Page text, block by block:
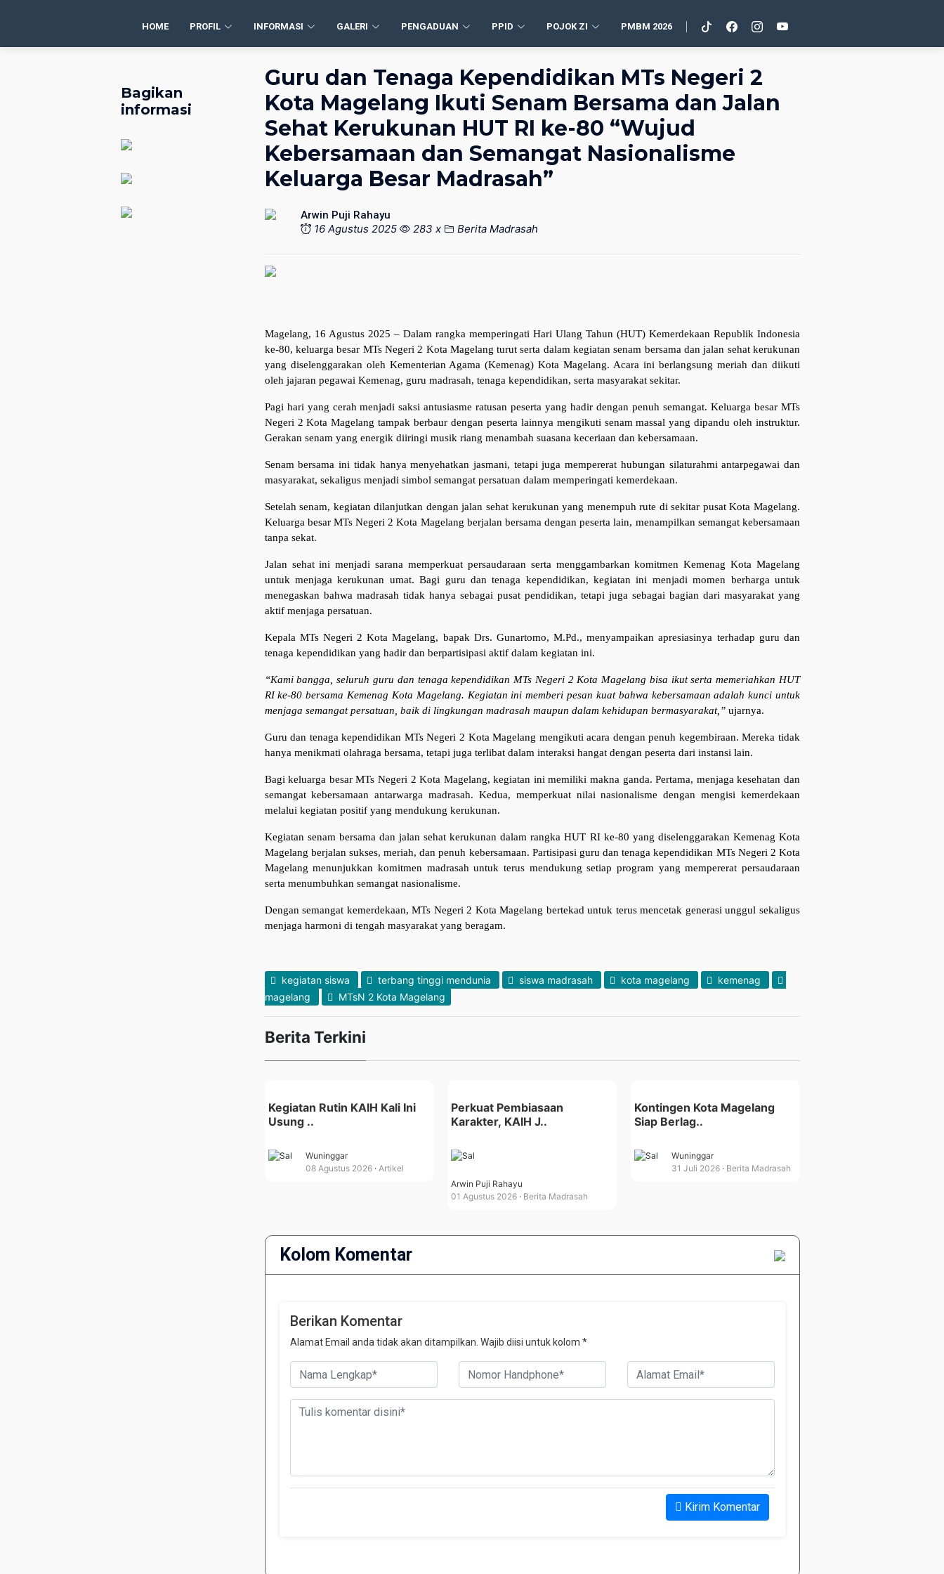
HOME PROFIL INFORMASI GALERI PENGADUAN PPID POJOK ZI PMBM 2026
Bagikan
informasi
Guru dan Tenaga Kependidikan MTs Negeri 2
Kota Magelang Ikuti Senam Bersama dan Jalan
Sehat Kerukunan HUT RI ke-80 “Wujud
Kebersamaan dan Semangat Nasionalisme
Keluarga Besar Madrasah”
Arwin Puji Rahayu
16 Agustus 2025 283 x Berita Madrasah
Magelang, 16 Agustus 2025 – Dalam rangka memperingati Hari Ulang Tahun (HUT) Kemerdekaan Republik Indonesia
ke-80, keluarga besar MTs Negeri 2 Kota Magelang turut serta dalam kegiatan senam bersama dan jalan sehat kerukunan
yang diselenggarakan oleh Kementerian Agama (Kemenag) Kota Magelang. Acara ini berlangsung meriah dan diikuti
oleh jajaran pegawai Kemenag, guru madrasah, tenaga kependidikan, serta masyarakat sekitar.
Pagi hari yang cerah menjadi saksi antusiasme ratusan peserta yang hadir dengan penuh semangat. Keluarga besar MTs
Negeri 2 Kota Magelang tampak berbaur dengan peserta lainnya mengikuti senam massal yang dipandu oleh instruktur.
Gerakan senam yang energik diiringi musik riang menambah suasana keceriaan dan kebersamaan.
Senam bersama ini tidak hanya menyehatkan jasmani, tetapi juga mempererat hubungan silaturahmi antarpegawai dan
masyarakat, sekaligus menjadi simbol semangat persatuan dalam memperingati kemerdekaan.
Setelah senam, kegiatan dilanjutkan dengan jalan sehat kerukunan yang menempuh rute di sekitar pusat Kota Magelang.
Keluarga besar MTs Negeri 2 Kota Magelang berjalan bersama dengan peserta lain, menampilkan semangat kebersamaan
tanpa sekat.
Jalan sehat ini menjadi sarana memperkuat persaudaraan serta menggambarkan komitmen Kemenag Kota Magelang
untuk menjaga kerukunan umat. Bagi guru dan tenaga kependidikan, kegiatan ini menjadi momen berharga untuk
menegaskan bahwa madrasah tidak hanya sebagai pusat pendidikan, tetapi juga sebagai bagian dari masyarakat yang
aktif menjaga persatuan.
Kepala MTs Negeri 2 Kota Magelang, bapak Drs. Gunartomo, M.Pd., menyampaikan apresiasinya terhadap guru dan
tenaga kependidikan yang hadir dan berpartisipasi aktif dalam kegiatan ini.
“Kami bangga, seluruh guru dan tenaga kependidikan MTs Negeri 2 Kota Magelang bisa ikut serta memeriahkan HUT
RI ke-80 bersama Kemenag Kota Magelang. Kegiatan ini memberi pesan kuat bahwa kebersamaan adalah kunci untuk
menjaga semangat persatuan, baik di lingkungan madrasah maupun dalam kehidupan bermasyarakat,”ujarnya.
Guru dan tenaga kependidikan MTs Negeri 2 Kota Magelang mengikuti acara dengan penuh kegembiraan. Mereka tidak
hanya menikmati olahraga bersama, tetapi juga terlibat dalam interaksi hangat dengan peserta dari instansi lain.
Bagi keluarga besar MTs Negeri 2 Kota Magelang, kegiatan ini memiliki makna ganda. Pertama, menjaga kesehatan dan
semangat kebersamaan antarwarga madrasah. Kedua, memperkuat nilai nasionalisme dengan mengisi kemerdekaan
melalui kegiatan positif yang mendukung kerukunan.
Kegiatan senam bersama dan jalan sehat kerukunan dalam rangka HUT RI ke-80 yang diselenggarakan Kemenag Kota
Magelang berjalan sukses, meriah, dan penuh kebersamaan. Partisipasi guru dan tenaga kependidikan MTs Negeri 2 Kota
Magelang menunjukkan komitmen madrasah untuk terus mendukung setiap program yang mempererat persaudaraan
serta menumbuhkan semangat nasionalisme.
Dengan semangat kemerdekaan, MTs Negeri 2 Kota Magelang bertekad untuk terus mencetak generasi unggul sekaligus
menjaga harmoni di tengah masyarakat yang beragam.
kegiatan siswa terbang tinggi mendunia siswa madrasah kota magelang
kemenag
magelang
MTsN 2 Kota Magelang
Berita Terkini
Kegiatan Rutin KAIH Kali Ini
Usung ..
Wuninggar
08 Agustus 2026
Artikel
Perkuat Pembiasaan
Karakter, KAIH J..
Arwin Puji Rahayu
01 Agustus 2026
Berita Madrasah
Kontingen Kota Magelang
Siap Berlag..
Wuninggar
31 Juli 2026
Berita Madrasah
Kolom Komentar
Berikan Komentar
Alamat Email anda tidak akan ditampilkan. Wajib diisi untuk kolom *
Kirim Komentar